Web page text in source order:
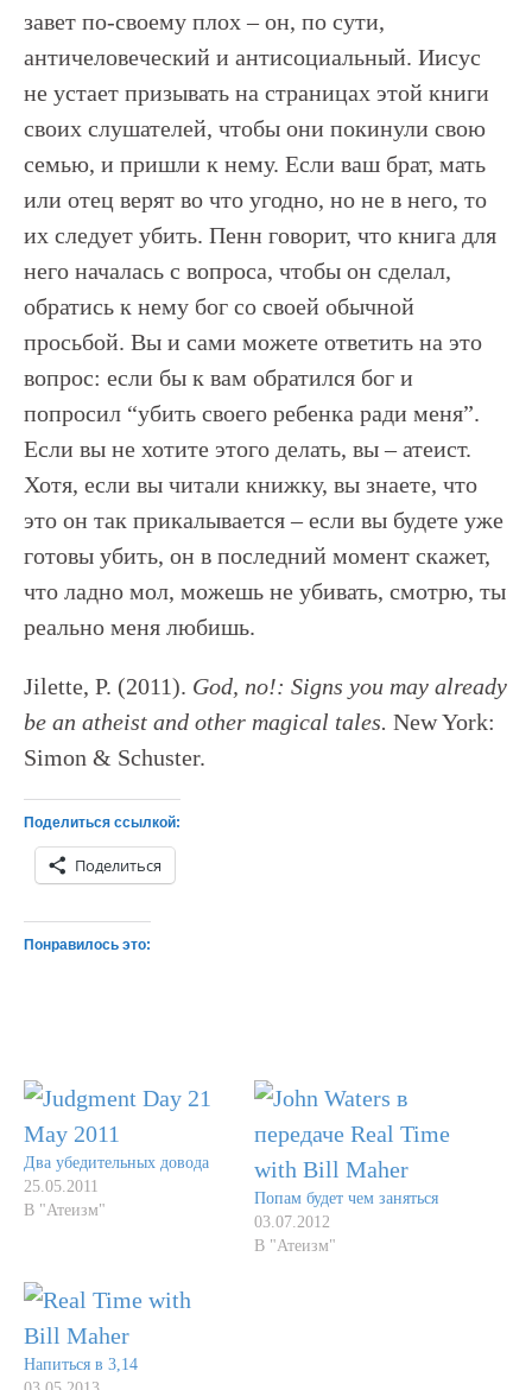
завет по-своему плох – он, по сути,
античеловеческий и антисоциальный. Иисус
не устает призывать на страницах этой книги
своих слушателей, чтобы они покинули свою
семью, и пришли к нему. Если ваш брат, мать
или отец верят во что угодно, но не в него, то
их следует убить. Пенн говорит, что книга для
него началась с вопроса, чтобы он сделал,
обратись к нему бог со своей обычной
просьбой. Вы и сами можете ответить на это
вопрос: если бы к вам обратился бог и
попросил “убить своего ребенка ради меня”.
Если вы не хотите этого делать, вы – атеист.
Хотя, если вы читали книжку, вы знаете, что
это он так прикалывается – если вы будете уже
готовы убить, он в последний момент скажет,
что ладно мол, можешь не убивать, смотрю, ты
реально меня любишь.
Jilette, P. (2011). God, no!: Signs you may already
be an atheist and other magical tales. New York:
Simon & Schuster.
Поделиться ссылкой:
Поделиться
Понравилось это:
Два убедительных довода
25.05.2011
В "Атеизм"
Попам будет чем заняться
03.07.2012
В "Атеизм"
Напиться в 3,14